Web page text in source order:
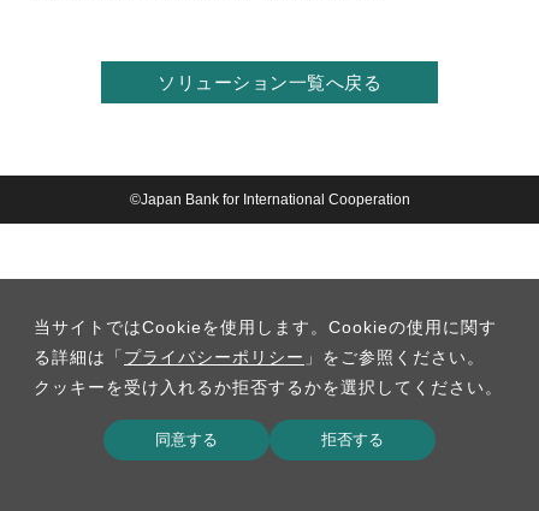
ソリューション一覧へ戻る
©Japan Bank for International Cooperation
当サイトではCookieを使用します。Cookieの使用に関す
る詳細は「 プライバシーポリシー 」をご参照ください。
クッキーを受け入れるか拒否するかを選択してください。
同意する 拒否する